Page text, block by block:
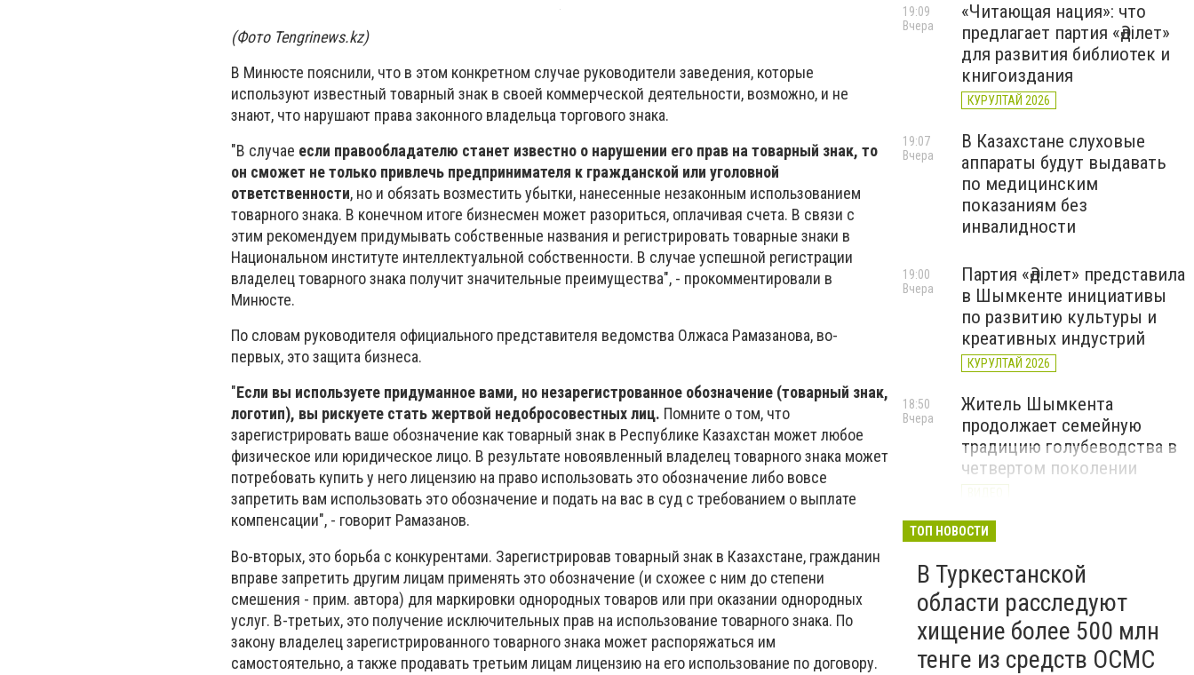
(Фото Tengrinews.kz)
В Минюсте пояснили, что в этом конкретном случае руководители заведения, которые
используют известный товарный знак в своей коммерческой деятельности, возможно, и не
знают, что нарушают права законного владельца торгового знака.
"В случае если правообладателю станет известно о нарушении его прав на товарный знак, то
он сможет не только привлечь предпринимателя к гражданской или уголовной
ответственности, но и обязать возместить убытки, нанесенные незаконным использованием
товарного знака. В конечном итоге бизнесмен может разориться, оплачивая счета. В связи с
этим рекомендуем придумывать собственные названия и регистрировать товарные знаки в
Национальном институте интеллектуальной собственности. В случае успешной регистрации
владелец товарного знака получит значительные преимущества", - прокомментировали в
Минюсте.
По словам руководителя официального представителя ведомства Олжаса Рамазанова, во-
первых, это защита бизнеса.
"Если вы используете придуманное вами, но незарегистрованное обозначение (товарный знак,
логотип), вы рискуете стать жертвой недобросовестных лиц. Помните о том, что
зарегистрировать ваше обозначение как товарный знак в Республике Казахстан может любое
физическое или юридическое лицо. В результате новоявленный владелец товарного знака может
потребовать купить у него лицензию на право использовать это обозначение либо вовсе
запретить вам использовать это обозначение и подать на вас в суд с требованием о выплате
компенсации", - говорит Рамазанов.
Во-вторых, это борьба с конкурентами. Зарегистрировав товарный знак в Казахстане, гражданин
вправе запретить другим лицам применять это обозначение (и схожее с ним до степени
смешения - прим. автора) для маркировки однородных товаров или при оказании однородных
услуг. В-третьих, это получение исключительных прав на использование товарного знака. По
закону владелец зарегистрированного товарного знака может распоряжаться им
самостоятельно, а также продавать третьим лицам лицензию на его использование по договору.
«Читающая нация»: что
предлагает партия «Әділет»
для развития библиотек и
книгоиздания
КУРУЛТАЙ 2026
19:09
Вчера
В Казахстане слуховые
аппараты будут выдавать
по медицинским
показаниям без
инвалидности
19:07
Вчера
Партия «Әділет» представила
в Шымкенте инициативы
по развитию культуры и
креативных индустрий
КУРУЛТАЙ 2026
19:00
Вчера
Житель Шымкента
продолжает семейную
традицию голубеводства в
четвертом поколении
18:50
Вчера
«Әділет» объединила
регионов на форуме
цифровых инициатив
КУРУЛТАЙ 2026
17:22
ТОП НОВОСТИ
В Туркестанской
области расследуют
хищение более 500 млн
тенге из средств ОСМС